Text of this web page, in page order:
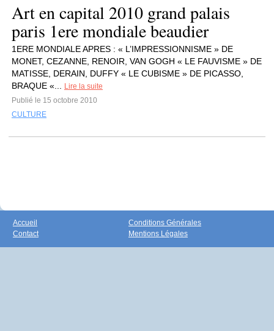
Art en capital 2010 grand palais
paris 1ere mondiale beaudier
1ERE MONDIALE APRES : « L’IMPRESSIONNISME » DE
MONET, CEZANNE, RENOIR, VAN GOGH « LE FAUVISME » DE
MATISSE, DERAIN, DUFFY « LE CUBISME » DE PICASSO,
BRAQUE «...
Lire la suite
Publié le 15 octobre 2010
CULTURE
Accueil
Contact
Conditions Générales
Mentions Légales